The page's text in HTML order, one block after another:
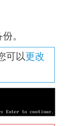
。
可以更改